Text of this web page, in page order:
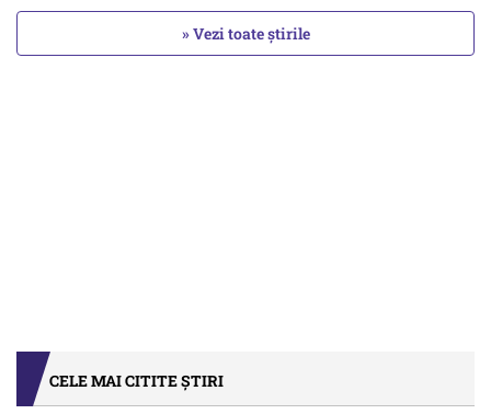
» Vezi toate știrile
CELE MAI CITITE ȘTIRI